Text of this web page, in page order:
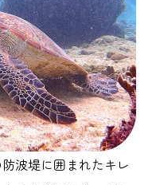
波堤に囲まれたキレ